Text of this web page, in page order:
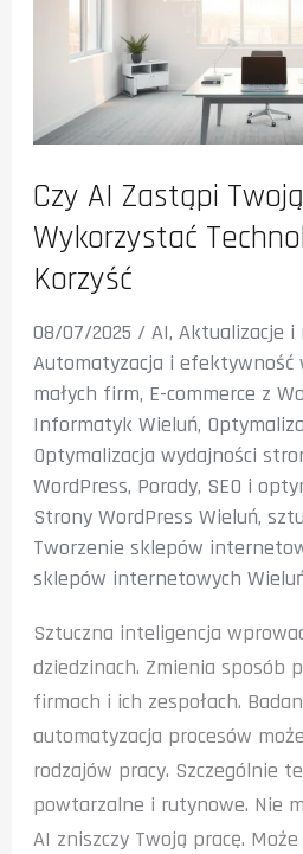
danych
firmach?
Czy AI Zastąpi
Wykorzystać
Korzyść
08/07/2025 /AI,Aktualizacje i
Automatyzacja i efektywność
małych firm, E-commerce z
Informatyk Wieluń,
Optymalizacja wydajności
WordPress, Porady, SEO i
Strony WordPress Wieluń,
Tworzenie sklepów
sklepów internetowych
Sztuczna inteligencja
dziedzinach. Zmienia sposób
firmach i ich zespołach.
automatyzacja procesów
rodzajów pracy. Szczególnie
powtarzalne i rutynowe. Nie
AI zniszczy Twoją pracę.